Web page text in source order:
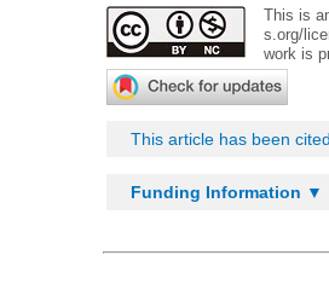
This is
s.org/
work is
This article has been
Funding Information ▼